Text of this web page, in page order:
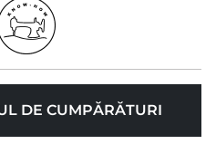
DE CUMPĂRĂTURI